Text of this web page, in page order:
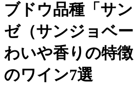
ブドウ品種「サ
ゼ（サンジョベ
わいや香りの特
のワイン7選